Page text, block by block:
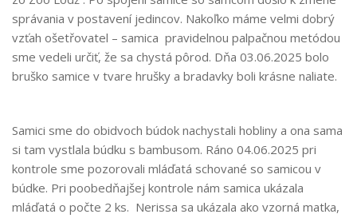
správania v postavení jedincov. Nakoľko máme velmi dobrý
vzťah ošetřovatel – samica pravidelnou palpačnou metódou
sme vedeli určiť, že sa chystá pôrod. Dňa 03.06.2025 bolo
bruško samice v tvare hrušky a bradavky boli krásne naliate.
Samici sme do obidvoch búdok nachystali hobliny a ona sama
si tam vystlala búdku s bambusom. Ráno 04.06.2025 pri
kontrole sme pozorovali mláďatá schované so samicou v
búdke. Pri poobedňajšej kontrole nám samica ukázala
mláďatá o počte 2 ks. Nerissa sa ukázala ako vzorná matka,